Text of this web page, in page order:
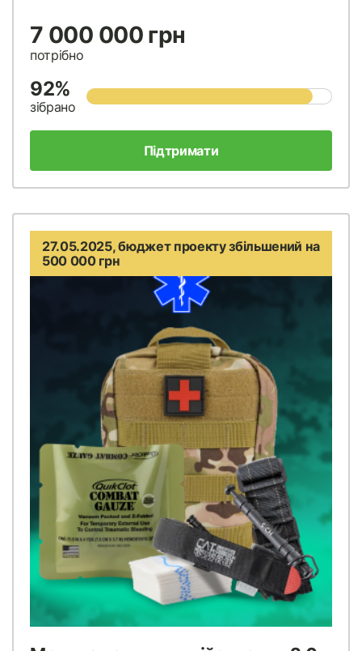
7 000 000 грн
потрібно
92%
зібрано
Підтримати
27.05.2025, бюджет проекту збільшений на
500 000 грн